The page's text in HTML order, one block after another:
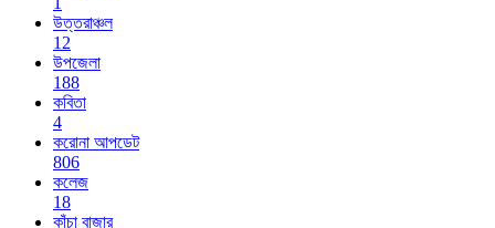
উত্তরাঞ্চল
12
উপজেলা
188
কবিতা
4
করোনা আপডেট
806
কলেজ
18
কাঁচা বাজার